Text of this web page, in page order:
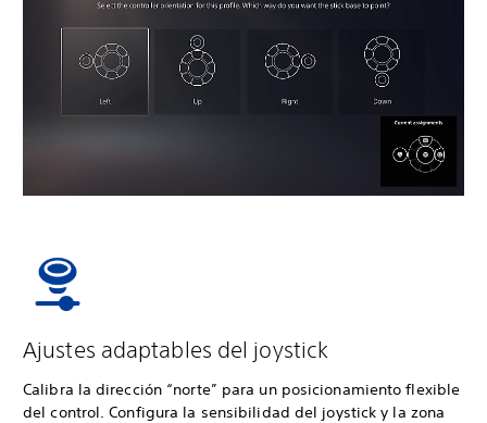
Ajustes adaptables del joystick
Calibra la dirección “norte” para un posicionamiento flexible
del control. Configura la sensibilidad del joystick y la zona